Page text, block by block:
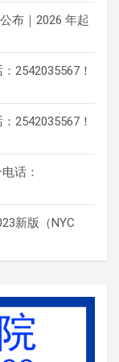
布｜2026 年起
2542035567！
2542035567！
话：
新版（NYC